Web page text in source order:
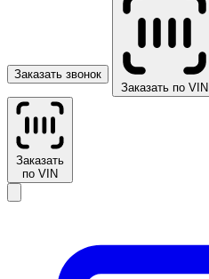
Заказать звонок
Заказать по VIN
Заказать
по VIN